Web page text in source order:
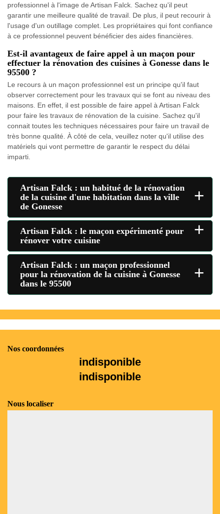
professionnel à l'image de Artisan Falck. Sachez qu'il peut
garantir une meilleure qualité de travail. De plus, il peut recourir à
l'usage d'un outillage complet. Les propriétaires qui font confiance
à ce professionnel peuvent bénéficier des aides financières.
Est-il avantageux de faire appel à un maçon pour
effectuer la rénovation des cuisines à Gonesse dans le
95500 ?
Le recours à un maçon professionnel est un principe qu'il faut
observer correctement pour les travaux qui se font au niveau des
maisons. En effet, il est possible de faire appel à Artisan Falck
pour faire les travaux de rénovation de la cuisine. Sachez qu'il
connait toutes les techniques nécessaires pour faire un travail de
très bonne qualité. À côté de cela, veuillez noter qu'il utilise des
matériels qui vont permettre de garantir le respect du délai
imparti.
Artisan Falck : un habitué de la rénovation
de la cuisine d'une habitation dans la ville
de Gonesse
+
Artisan Falck : le maçon expérimenté pour
rénover votre cuisine
+
Artisan Falck : un maçon professionnel
pour la rénovation de la cuisine à Gonesse
dans le 95500
+
Nos coordonnées
indisponible
indisponible
Nous localiser